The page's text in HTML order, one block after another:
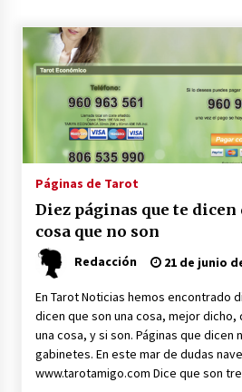
psicológicamente a
23 de marzo de
¿Qué es el Tarot?
16 de marzo de
Otra Dimensión,
8 de marzo de 2023
El Tarot de Aitor
30 de agosto de
Tarot: Carmen
Páginas de Tarot
Diez páginas que te dicen
cosa que no son
Redacción 21 de junio
En Tarot Noticias hemos encontrado
dicen que son una cosa, mejor dicho,
una cosa, y si son. Páginas que dicen
gabinetes. En este mar de dudas
www.tarotamigo.com Dice que son